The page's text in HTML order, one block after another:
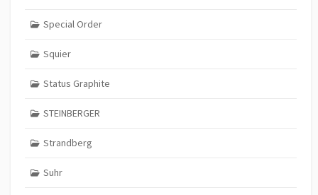
Special Order
Squier
Status Graphite
STEINBERGER
Strandberg
Suhr